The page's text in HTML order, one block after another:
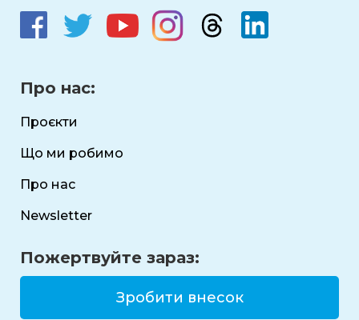
Про нас:
Проєкти
Що ми робимо
Про нас
Newsletter
Пожертвуйте зараз:
Зробити внесок